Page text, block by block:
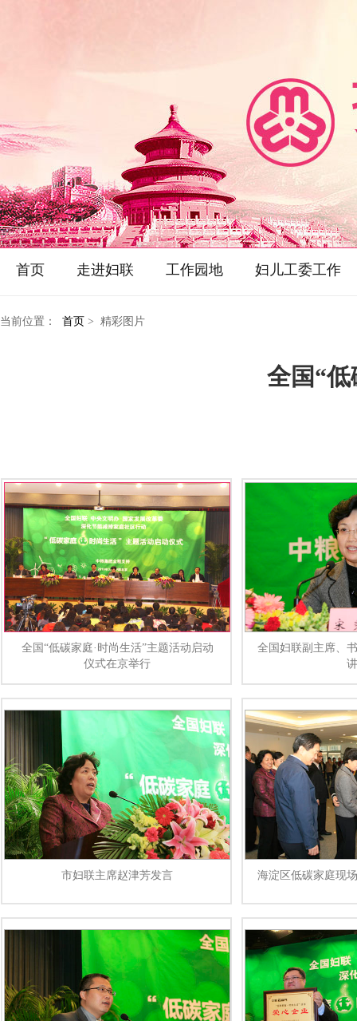
首页 走进妇联 工作园地 妇儿工委工作
当前位置： 首页 > 精彩图片
全国“低
全国“低碳家庭·时尚生活”主题活动启动
仪式在京举行
全国妇联副主席、
市妇联主席赵津芳发言 海淀区低碳家庭现